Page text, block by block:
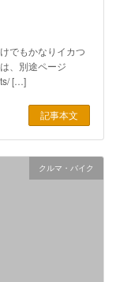
でもかなりイカつ
、別途ページ
[…]
記事本文
クルマ・バイク